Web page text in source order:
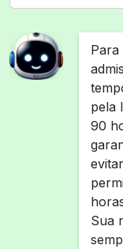
pela
90
Sua